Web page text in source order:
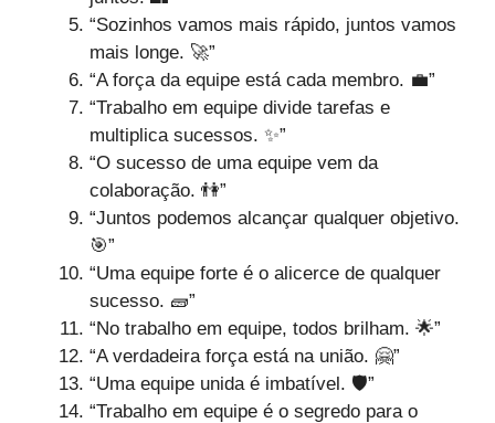
“Sozinhos vamos mais rápido, juntos vamos
mais longe. 🚀”
“A força da equipe está cada membro. 💼”
“Trabalho em equipe divide tarefas e
multiplica sucessos. ✨”
“O sucesso de uma equipe vem da
colaboração. 👫”
“Juntos podemos alcançar qualquer objetivo.
🎯”
“Uma equipe forte é o alicerce de qualquer
sucesso. 🧱”
“No trabalho em equipe, todos brilham. 🌟”
“A verdadeira força está na união. 🤗”
“Uma equipe unida é imbatível. 🛡️”
“Trabalho em equipe é o segredo para o